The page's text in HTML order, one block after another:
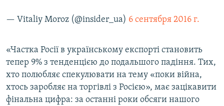
— Vitaliy Moroz (@insider_ua) 6 сентября 2016 г.
«Частка Росії в українському експорті становить
тепер 9% з тенденцією до подальшого падіння. Тих,
хто полюбляє спекулювати на тему «поки війна,
хтось заробляє на торгівлі з Росією», має зацікавити
фінальна цифра: за останні роки обсяги нашого